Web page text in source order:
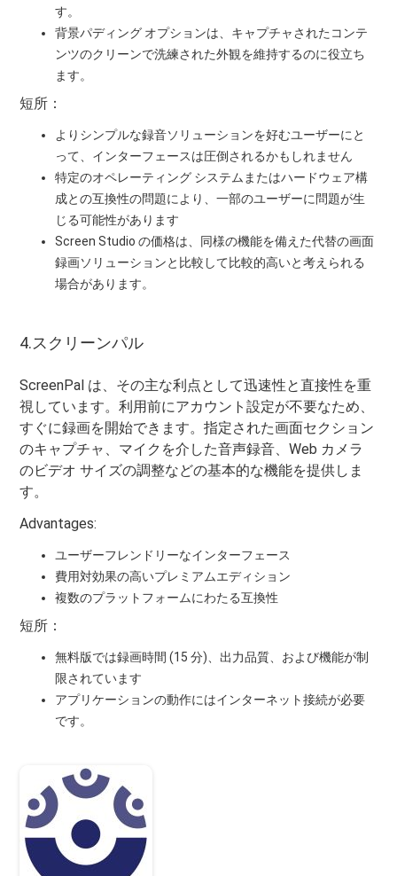
す。
背景パディング オプションは、キャプチャされたコンテ
ンツのクリーンで洗練された外観を維持するのに役立ち
ます。
短所：
よりシンプルな録音ソリューションを好むユーザーにと
って、インターフェースは圧倒されるかもしれません
特定のオペレーティング システムまたはハードウェア構
成との互換性の問題により、一部のユーザーに問題が生
じる可能性があります
Screen Studio の価格は、同様の機能を備えた代替の画面
録画ソリューションと比較して比較的高いと考えられる
場合があります。
4.スクリーンパル
ScreenPal は、その主な利点として迅速性と直接性を重
視しています。利用前にアカウント設定が不要なため、
すぐに録画を開始できます。指定された画面セクション
のキャプチャ、マイクを介した音声録音、Web カメラ
のビデオ サイズの調整などの基本的な機能を提供しま
す。
Advantages:
ユーザーフレンドリーなインターフェース
費用対効果の高いプレミアムエディション
複数のプラットフォームにわたる互換性
短所：
無料版では録画時間 (15 分)、出力品質、および機能が制
限されています
アプリケーションの動作にはインターネット接続が必要
です。